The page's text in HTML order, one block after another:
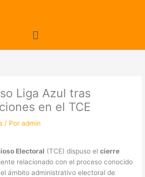
Menú
Liga Azul tras
en el TCE
/ Poradmin
Electoral (TCE) dispuso elcierre
relacionado con el proceso conocido
ámbito administrativo electoral de